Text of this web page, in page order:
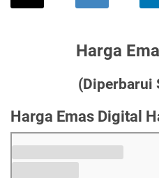
Harga
(Diperbarui
Harga Emas Digital